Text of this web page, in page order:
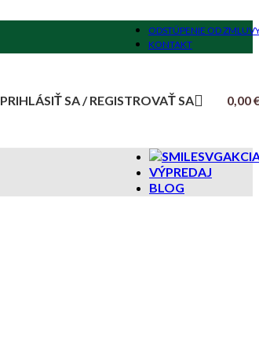
ODSTÚPENIE OD
KONTAKT
PRIHLÁSIŤ SA / REGISTROVAŤ SA 0,00
VÝPREDAJ
BLOG